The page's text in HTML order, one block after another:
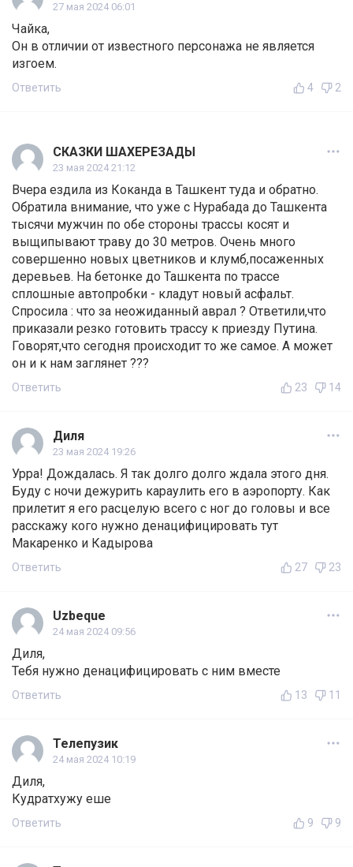
27 мая 2024 06:01
Чайка,
Он в отличии от известного персонажа не является
изгоем.
Ответить 4 2
СКАЗКИ ШАХЕРЕЗАДЫ
23 мая 2024 21:12
Вчера ездила из Коканда в Ташкент туда и обратно.
Обратила внимание, что уже с Нурабада до Ташкента
тысячи мужчин по обе стороны трассы косят и
выщипывают траву до 30 метров. Очень много
совершенно новых цветников и клумб,посаженных
деревьев. На бетонке до Ташкента по трассе
сплошные автопробки - кладут новый асфальт.
Спросила : что за неожиданный аврал ? Ответили,что
приказали резко готовить трассу к приезду Путина.
Говорят,что сегодня происходит то же самое. А может
он и к нам заглянет ???
Ответить 23 14
Диля
23 мая 2024 19:26
Урра! Дождалась. Я так долго долго ждала этого дня.
Буду с ночи дежурить караулить его в аэропорту. Как
прилетит я его расцелую всего с ног до головы и все
расскажу кого нужно денацифицировать тут
Макаренко и Кадырова
Ответить 27 23
Uzbeque
24 мая 2024 09:56
Диля,
Тебя нужно денацифицировать с ним вместе
Ответить 13 11
Телепузик
24 мая 2024 10:19
Диля,
Кудратхужу еше
Ответить 9 9